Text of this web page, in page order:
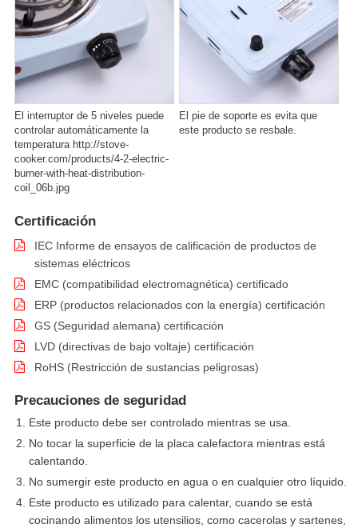
El interruptor de 5 niveles puede
controlar automáticamente la
temperatura http://stove-
cooker.com/products/4-2-electric-
burner-with-heat-distribution-
coil_06b.jpg
El pie de soporte es evita que
este producto se resbale.
Certificación
IEC Informe de ensayos de calificación de productos de
sistemas eléctricos
EMC (compatibilidad electromagnética) certificado
ERP (productos relacionados con la energía) certificación
GS (Seguridad alemana) certificación
LVD (directivas de bajo voltaje) certificación
RoHS (Restricción de sustancias peligrosas)
Precauciones de seguridad
Este producto debe ser controlado mientras se usa.
No tocar la superficie de la placa calefactora mientras está
calentando.
No sumergir este producto en agua o en cualquier otro líquido.
Este producto es utilizado para calentar, cuando se está
cocinando alimentos los utensilios, como cacerolas y sartenes,